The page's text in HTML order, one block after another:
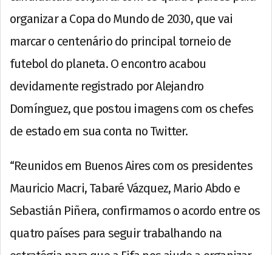
organizar a Copa do Mundo de 2030, que vai
marcar o centenário do principal torneio de
futebol do planeta. O encontro acabou
devidamente registrado por Alejandro
Domínguez, que postou imagens com os chefes
de estado em sua conta no Twitter.
“Reunidos em Buenos Aires com os presidentes
Mauricio Macri, Tabaré Vázquez, Mario Abdo e
Sebastián Piñera, confirmamos o acordo entre os
quatro países para seguir trabalhando na